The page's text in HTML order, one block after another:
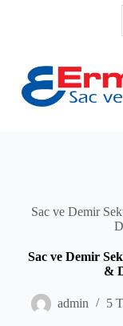
o
Sac ve Demir
Sac ve Demir
&
admin 5